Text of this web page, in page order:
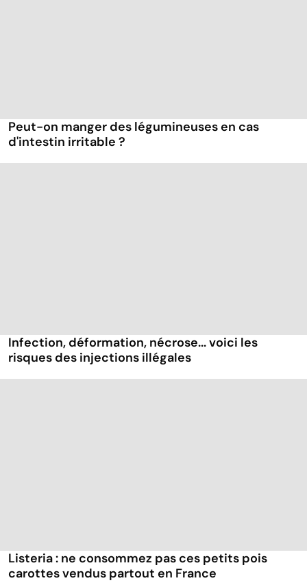
Peut-on manger des légumineuses en cas
d'intestin irritable ?
Infection, déformation, nécrose... voici les
risques des injections illégales
Listeria : ne consommez pas ces petits pois
carottes vendus partout en France